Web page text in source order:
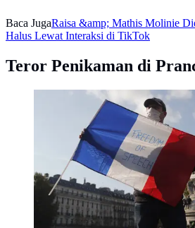
Baca JugaRaisa &amp; Mathis Molinie
Halus Lewat Interaksi di TikTok
Teror Penikaman di